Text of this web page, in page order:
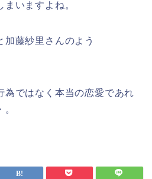
いますよね。
藤紗里さんのよう
為ではなく本当の恋愛であれ